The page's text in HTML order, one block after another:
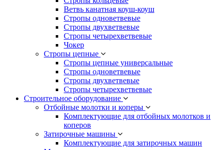
Ветвь канатная коуш-коуш
Стропы одноветвевые
Стропы двухветвевые
Стропы четырехветвевые
Чокер
Стропы цепные
Стропы цепные универсальные
Стропы одноветвевые
Стропы двухветвевые
Стропы четырехветвевые
Строительное оборудование
Отбойные молотки и коперы
Комплектующие для отбойных молотков и
коперов
Затирочные машины
Комплектующие для затирочных машин